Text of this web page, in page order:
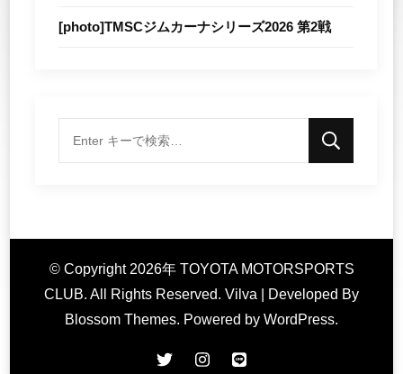
[photo]TMSCジムカーナシリーズ2026 第2戦
に
探
し
で
す
© Copyright 2026年 TOYOTA MOTORSPORTS
CLUB. All Rights Reserved. Vilva | Developed By
Blossom Themes. Powered by WordPress.